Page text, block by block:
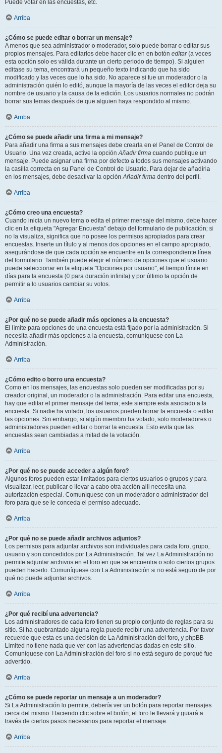
Puede votar en las encuestas, etc.
Arriba
¿Cómo se puede editar o borrar un mensaje?
A menos que sea administrador o moderador, solo puede borrar o editar sus
propios mensajes. Para editarlos debe hacer clic en en botón editar(a veces
esta opción solo es válida durante un cierto periodo de tiempo). Si alguien
editase su tema, encontrará un pequeño texto indicando que ha sido
modificado y las veces que lo ha sido. No aparece si fue un moderador o la
administración quién lo editó, aunque la mayoría de las veces el editor deja su
nombre de usuario y la causa de la edición. Los usuarios normales no podrán
borrar sus temas después de que alguien haya respondido al mismo.
Arriba
¿Cómo se puede añadir una firma a mi mensaje?
Para añadir una firma a sus mensajes debe crearla en el Panel de Control de
Usuario. Una vez creada, active la opciónAñadir firma cuando publique un
mensaje. Puede asignar una firma por defecto a todos sus mensajes activando
la casilla correcta en su Panel de Control de Usuario. Para dejar de añadirla
en los mensajes, debe desactivar la opciónAñadir firma dentro del perfil.
Arriba
¿Cómo creo una encuesta?
Cuando inicia un nuevo tema o edita el primer mensaje del mismo, debe hacer
clic en la etiqueta "Agregar Encuesta" debajo del formulario de publicación; si
no la visualiza, significa que no posee los permisos apropiados para crear
encuestas. Inserte un título y al menos dos opciones en el campo apropiado,
asegurándose de que cada opción se encuentre en la correspondiente línea
del formulario. También puede elegir el número de opciones que el usuario
puede seleccionar en la etiqueta "Opciones por usuario", el tiempo límite en
días para la encuesta (0 para duración infinita) y por último la opción de
permitir a lo usuarios cambiar su votos.
Arriba
¿Por qué no se puede añadir más opciones a la encuesta?
El límite para opciones de una encuesta está fijado por la administración. Si
necesita añadir más opciones a la encuesta, comuníquese con La
Administración.
Arriba
¿Cómo edito o borro una encuesta?
Como en los mensajes, las encuestas solo pueden ser modificadas por su
creador original, un moderador o la administración. Para editar una encuesta,
hay que editar el primer mensaje del tema; este siempre esta asociado a la
encuesta. Si nadie ha votado, los usuarios pueden borrar la encuesta o editar
las opciones. Sin embargo, si algún miembro ha votado, solo moderadores o
administradores pueden editar o borrar la encuesta. Esto evita que las
encuestas sean cambiadas a mitad de la votación.
Arriba
¿Por qué no se puede acceder a algún foro?
Algunos foros pueden estar limitados para ciertos usuarios o grupos y para
visualizar, leer, publicar o llevar a cabo otra acción allí necesita una
autorización especial. Comuníquese con un moderador o administrador del
foro para que se le conceda el permiso adecuado.
Arriba
¿Por qué no se puede añadir archivos adjuntos?
Los permisos para adjuntar archivos son individuales para cada foro, grupo,
usuario y son concedidos por La Administración. Tal vez La Administración no
permite adjuntar archivos en el foro en que se encuentra o solo ciertos grupos
pueden hacerlo. Comuníquese con La Administración si no está seguro de por
qué no puede adjuntar archivos.
Arriba
¿Por qué recibí una advertencia?
Los administradores de cada foro tienen su propio conjunto de reglas para su
sitio. Si ha quebrantado alguna regla puede recibir una advertencia. Por favor
recuerde que esta es una decisión de La Administración del foro, y phpBB
Limited no tiene nada que ver con las advertencias dadas en este sitio.
Comuníquese con La Administración del foro si no está seguro de porqué fue
advertido.
Arriba
¿Cómo se puede reportar un mensaje a un moderador?
Si La Administración lo permite, debería ver un botón para reportar mensajes
cerca del mismo. Haciendo clic sobre el botón, el foro le llevará y guiará a
través de ciertos pasos necesarios para reportar el mensaje.
Arriba